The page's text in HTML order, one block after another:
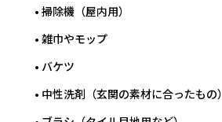
• 掃除機（屋内用）
• 雑巾やモップ
• バケツ
• 中性洗剤（玄関の素材に合ったもの）